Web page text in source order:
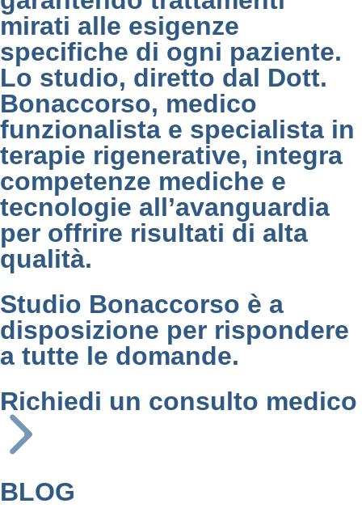
mirati alle esigenze
specifiche di ogni paziente.
Lo studio, diretto dal Dott.
Bonaccorso, medico
funzionalista e specialista in
terapie rigenerative, integra
competenze mediche e
tecnologie all’avanguardia
per offrire risultati di alta
qualità.
Studio Bonaccorso è a
disposizione per rispondere
a tutte le domande.
Richiedi un consulto medico
BLOG